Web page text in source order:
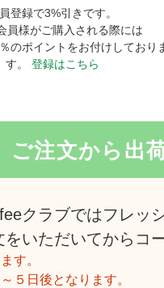
登録で3%引きです。
員様がご購入される際には
のポイントをお付けしており
す。登録はこちら
ご注文から出
クラブではフレッ
をいただいてからコ
す。
５日後となります。